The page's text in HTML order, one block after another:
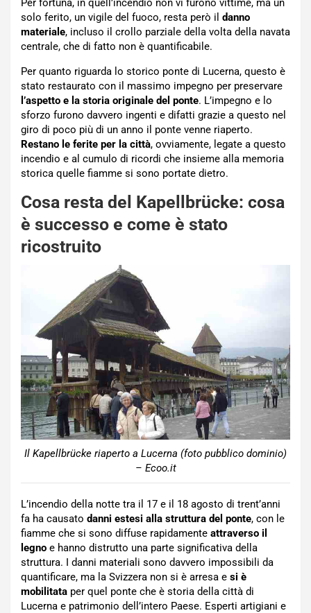
Per fortuna, in quell’incendio non vi furono vittime, ma un
solo ferito, un vigile del fuoco, resta però il danno
materiale, incluso il crollo parziale della volta della navata
centrale, che di fatto non è quantificabile.
Per quanto riguarda lo storico ponte di Lucerna, questo è
stato restaurato con il massimo impegno per preservare
l’aspetto e la storia originale del ponte. L’impegno e lo
sforzo furono davvero ingenti e difatti grazie a questo nel
giro di poco più di un anno il ponte venne riaperto.
Restano le ferite per la città, ovviamente, legate a questo
incendio e al cumulo di ricordi che insieme alla memoria
storica quelle fiamme si sono portate dietro.
Cosa resta del Kapellbrücke: cosa
è successo e come è stato
ricostruito
Il Kapellbrücke riaperto a Lucerna (foto pubblico dominio)
– Ecoo.it
L’incendio della notte tra il 17 e il 18 agosto di trent’anni
fa ha causato danni estesi alla struttura del ponte, con le
fiamme che si sono diffuse rapidamente attraverso il
legno e hanno distrutto una parte significativa della
struttura. I danni materiali sono davvero impossibili da
quantificare, ma la Svizzera non si è arresa e si è
mobilitata per quel ponte che è storia della città di
Lucerna e patrimonio dell’intero Paese. Esperti artigiani e